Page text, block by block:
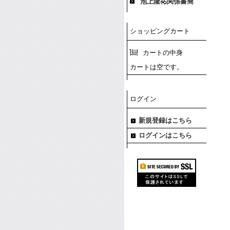
ショッピングカート
カートの中身
カートは空です。
ログイン
新規登録はこちら
ログインはこちら